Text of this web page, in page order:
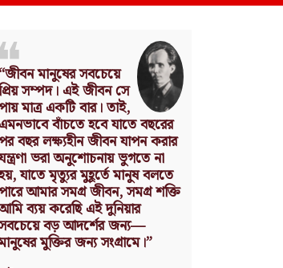
Nothing can have value
without being an object of
utility.
Source: Das Kapital
(Volume I, Chapter 1)
কার্ল মার্কস